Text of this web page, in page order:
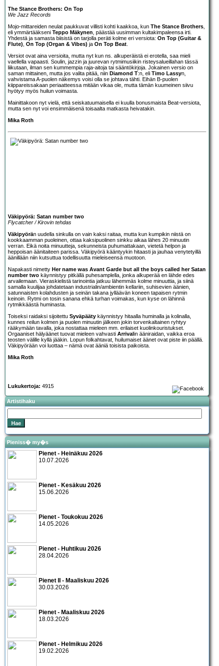
The Stance Brothers: On Top
We Jazz Records
Mojo-mittareiden neulat paukkuvat villisti kohti kaakkoa, kun The Stance Brothers
eli ymmärtääkseni Teppo Mäkynen , päästää uusimman kultakimpaleensa irti.
Yhdestä ja samasta biisistä on tarjolla peräti kolme eri versiota: On Top (Guitar &
Flute) On Top (Organ & Vibes) ja On Top Beat
Versiot ovat aina versioita, mutta nyt kun ns. alkuperäistä ei erotella, saa mieli
vaellella vapaasti. Soulin, jazzin ja juurevan rytmimusiikin risteysalueillahan tässä
liikutaan, ilman sen kummempia raja-aitoja tai sääntökirjoja. Jokainen versio on
saman mittainen, mutta jos valita pitää, niin Diamond T:n, eli Timo Lassyn,
vahvistama A-puolen näkemys voisi olla se johtava tähti. Eihän B-puolen
kiippareissakaan periaatteessa mitään vikaa ole, mutta tämän kuumeinen siivu
hyötyy myös huilun voimasta.
Mainittakoon nyt vielä, että seiskatuumaisella ei kuulla bonusmaista Beat-versiota,
mutta sen nyt voi ensimmäisenä toisaalta matkasta heivatakin.
Mika Roth
Väkipyörä: Satan number two
Flycatcher / Kirovin tehdas
Väkipyörän uudella sinkulla on vain kaksi raitaa, mutta kun kumpikin niistä on
kookkaamman puoleinen, ottaa kaksipuolinen sinkku aikaa lähes 20 minuutin
verran. Eikä noita minuutteja, sekunneista puhumattakaan, vietetä helpon ja
heppoisan äänitaiteen parissa. Väkipyörä kääntyykin hitaasti ja jauhaa venytetyillä
äänillään niin kutsuttua todellisuutta mieleiseensä muotoon.
Napakasti nimetty Her name was Avant Garde but all the boys called her Satan
number two käynnistyy pitkällä puhesamplella, jonka alkuperää en lähde edes
arvailemaan. Vieraskielistä tarinointia jatkuu lähemmäs kolme minuuttia, ja siinä
samalla kuulijaa johdatetaan industrialin/ambientin kellariin, suhisevien äänien,
satunnaisten kolahdusten ja seinän takana jylläävän koneen tapaisen rytmin
keinoin. Rytmi on tosin sanana ehkä turhan voimakas, kun kyse on lähinnä
rytmikkäästä huminasta.
Toiseksi raidaksi sijoitettu Syväpääty käynnistyy hitaalla huminalla ja kolinalla,
kunnes reilun kolmen ja puolen minuutin jälkeen jokin torvenkaltainen ryhtyy
rääkymään tavalla, joka nostattaa mieleen mm. erilaiset kuolinkouristukset.
Orgaaniset hälyäänet tuovat mieleen vahvasti Arrivalin ääniraidan, vaikka eroa
teosten välille kyllä jääkin. Lopun folkahtavat, huilumaiset äänet ovat piste iin päällä.
Väkipyörään voi luottaa – nämä ovat ääniä toisista paikoista.
Mika Roth
Lukukertoja: 4915
Artistihaku
Pieniss� my�s
Pienet - Heinäkuu 2026
10.07.2026
Pienet - Kesäkuu 2026
15.06.2026
Pienet - Toukokuu 2026
14.05.2026
Pienet - Huhtikuu 2026
28.04.2026
Pienet II - Maaliskuu 2026
30.03.2026
Pienet - Maaliskuu 2026
18.03.2026
Pienet - Helmikuu 2026
19.02.2026